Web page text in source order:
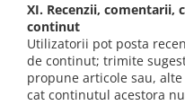
XI. Recenzii, comentarii,
continut
Utilizatorii pot posta
de continut; trimite
propune articole sau,
cat continutul acestora